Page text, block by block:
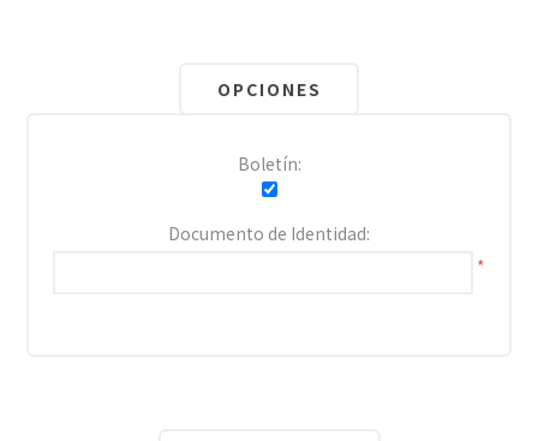
OPCIONES
Boletín:
Documento de Identidad:
*